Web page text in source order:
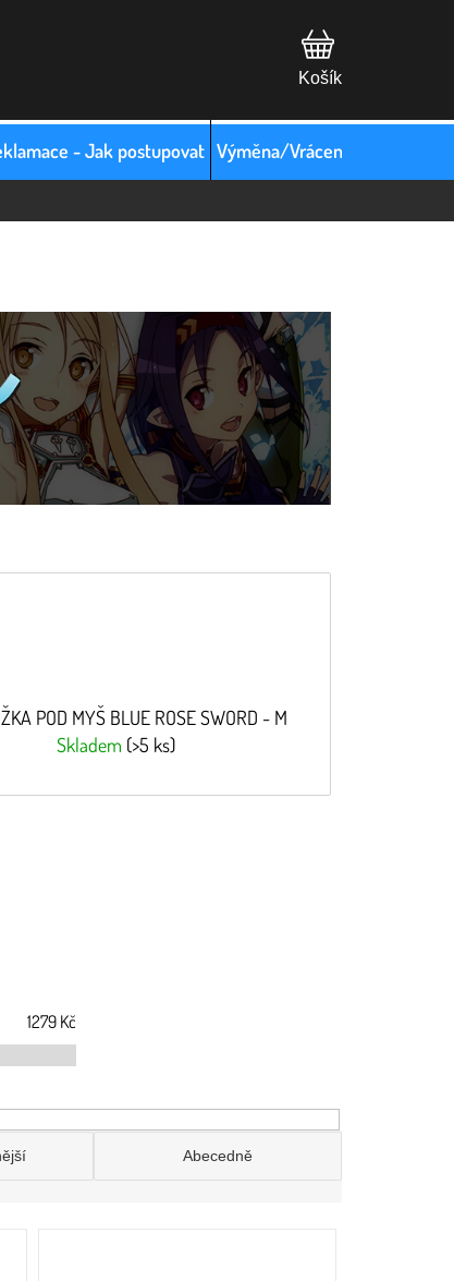
- Jak postupovat Výměna/Vrácení zboží
POD MYŠ BLUE ROSE SWORD - M
Skladem (>5 ks)
1279 Kč
Abecedně